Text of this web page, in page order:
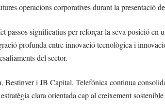
operacions corporatives durant la presentació
passos significatius per reforçar la seva posició en
profunda entre innovació tecnològica i
del sector.
i JB Capital, Telefónica continua
clara orientada cap al creixement